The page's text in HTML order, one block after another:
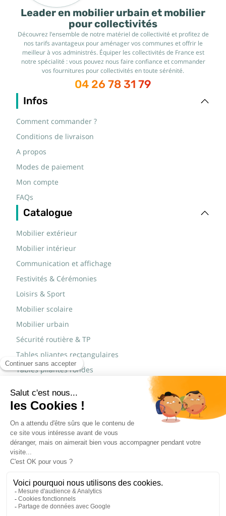
Leader en mobilier urbain et mobilier
pour collectivités
Découvrez l’ensemble de notre matériel de collectivité et profitez de
nos tarifs avantageux pour aménager vos communes et offrir le
meilleur à vos administrés. Équiper les collectivités de France est
notre spécialité : vous pouvez nous faire confiance et commander
vos fournitures pour collectivités en toute sérénité.
04 26 78 31 79
Infos
Comment commander ?
Conditions de livraison
A propos
Modes de paiement
Mon compte
FAQs
Catalogue
Mobilier extérieur
Mobilier intérieur
Communication et affichage
Festivités & Cérémonies
Loisirs & Sport
Mobilier scolaire
Mobilier urbain
Sécurité routière & TP
Tables pliantes rectangulaires
Tables pliantes rondes
Marques
JAD Groupe
Procity®
© Copyright 2015 - 2026,